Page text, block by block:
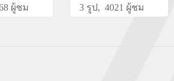
ผู้ชม 3 รูป, 4021 ผู้ชม